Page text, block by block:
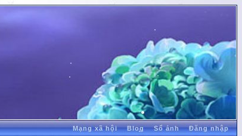
Mạng xã hội Blog Sổ ảnh Đăng nhập